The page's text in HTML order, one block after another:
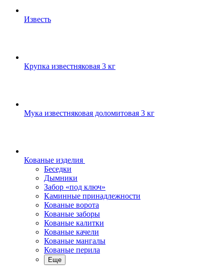
Известь
Крупка известняковая 3 кг
Мука известняковая доломитовая 3 кг
Кованые изделия
Беседки
Дымники
Забор «под ключ»
Каминные принадлежности
Кованые ворота
Кованые заборы
Кованые калитки
Кованые качели
Кованые мангалы
Кованые перила
Еще